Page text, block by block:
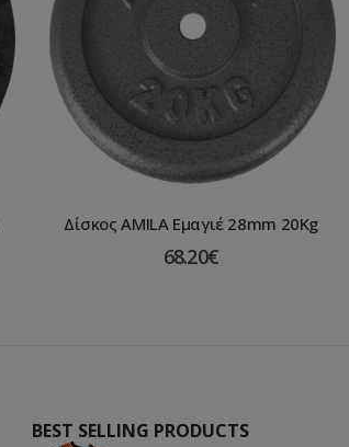
Δίσκος AMILA Εμαγιέ 28mm 20Kg
68.20€
BEST SELLING PRODUCTS